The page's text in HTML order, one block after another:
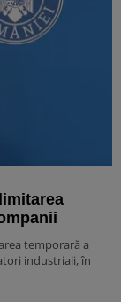
temporară a
industriali, în